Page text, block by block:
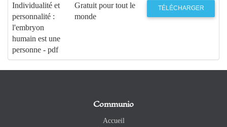
Individualité et
personnalité :
l'embryon
humain est une
personne - pdf
Gratuit pour tout le
monde
TÉLÉCHARGER
Communio
Accueil